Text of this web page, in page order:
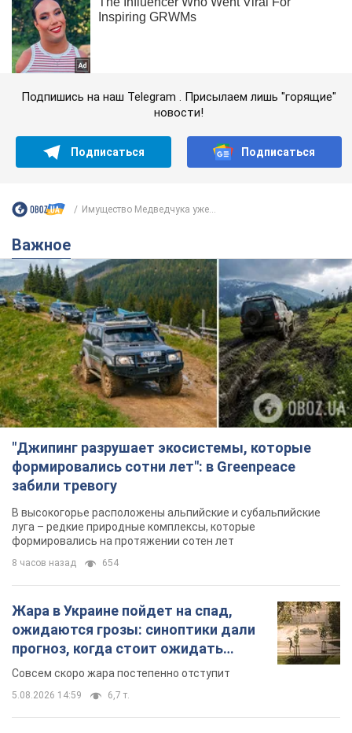
Подпишись на наш Telegram . Присылаем лишь "горящие"
новости!
Подписаться Подписаться
Имущество Медведчука уже...
Важное
"Джипинг разрушает экосистемы, которые
формировались сотни лет": в Greenpeace
забили тревогу
В высокогорье расположены альпийские и субальпийские
луга – редкие природные комплексы, которые
формировались на протяжении сотен лет
8 часов назад 654
Жара в Украине пойдет на спад,
ожидаются грозы: синоптики дали
прогноз, когда стоит ожидать
изменения погоды
Совсем скоро жара постепенно отступит
5.08.2026 14:59 6,7 т.